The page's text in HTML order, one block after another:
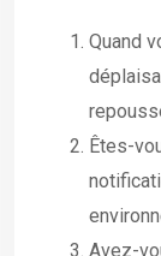
Quand
Êtes-
Avez-